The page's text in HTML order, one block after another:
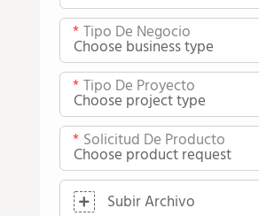
Tipo De Negocio
Tipo De Proyecto
Solicitud De Producto
Subir Archivo